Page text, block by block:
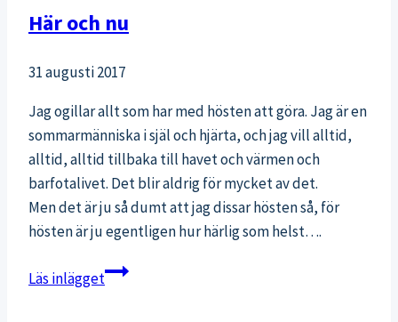
Här och nu
31 augusti 2017
Jag ogillar allt som har med hösten att göra. Jag är en
sommarmänniska i själ och hjärta, och jag vill alltid,
alltid, alltid tillbaka till havet och värmen och
barfotalivet. Det blir aldrig för mycket av det.
Men det är ju så dumt att jag dissar hösten så, för
hösten är ju egentligen hur härlig som helst….
Läs inläggetHär